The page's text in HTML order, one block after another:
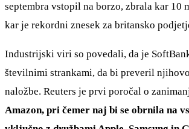
septembra vstopil na borzo, zbrala kar 10
kar je rekordni znesek za britansko
Industrijski viri so povedali, da je
številnimi strankami, da bi preveril
naložbe. Reuters je prvi poročal o
Amazon, pri čemer naj bi se obrnila na